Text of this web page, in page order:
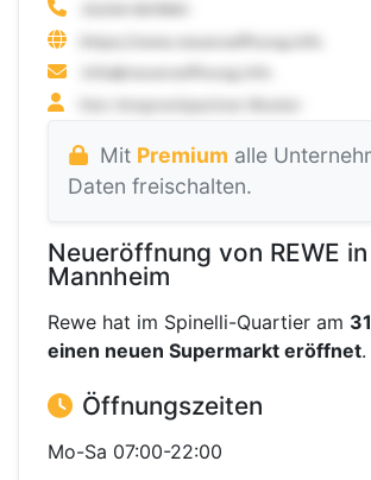
Mit Premium alle
Daten freischalten.
Neueröffnung von REWE in
Mannheim
Rewe hat im Spinelli-Quartier am
einen neuen Supermarkt eröffnet.
Öffnungszeiten
Mo-Sa 07:00-22:00